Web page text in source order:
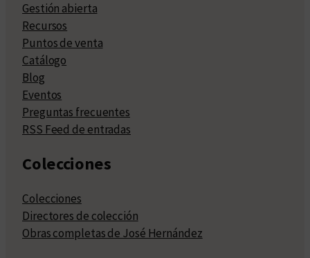
Gestión abierta
Recursos
Puntos de venta
Catálogo
Blog
Eventos
Preguntas frecuentes
RSS Feed de entradas
Colecciones
Colecciones
Directores de colección
Obras completas de José Hernández